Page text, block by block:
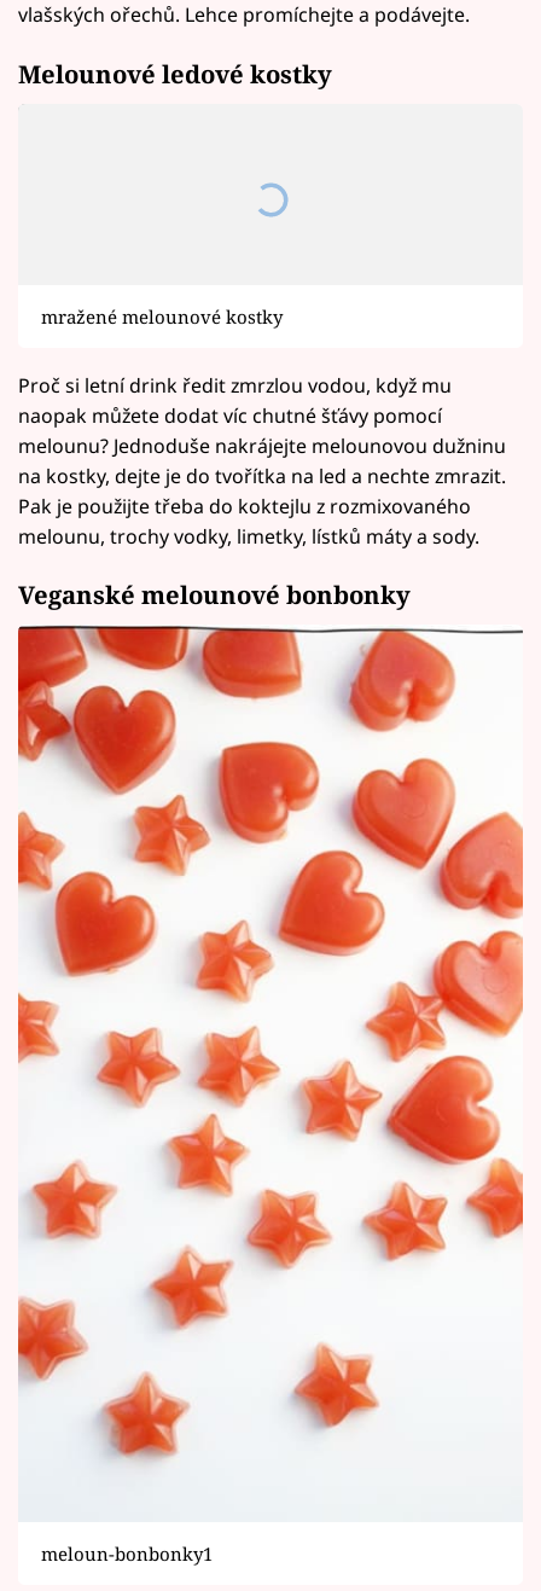
vlašských ořechů. Lehce promíchejte a podávejte.
Melounové ledové kostky
mražené melounové kostky
Proč si letní drink ředit zmrzlou vodou, když mu
naopak můžete dodat víc chutné šťávy pomocí
melounu? Jednoduše nakrájejte melounovou dužninu
na kostky, dejte je do tvořítka na led a nechte zmrazit.
Pak je použijte třeba do koktejlu z rozmixovaného
melounu, trochy vodky, limetky, lístků máty a sody.
Veganské melounové bonbonky
meloun-bonbonky1